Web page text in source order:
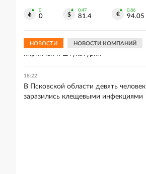
0
0
0.47
81.4
0.86
94.05
НОВОСТИ НОВОСТИ КОМПАНИЙ
жилого дома осыпаются куски
кирпичей и штукатурки
18:22
В Псковской области девять человек
заразились клещевыми инфекциями